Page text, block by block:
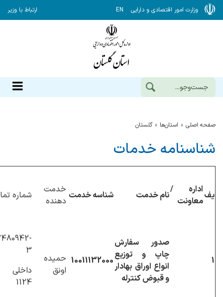
وزارت امور اقتصادی و دارایی EN ارتباط با وزیر
صفحه اصلی استان‌ها گلستان
شناسنامه خدمات
یفاداره /
معاونت
نام خدمت شناسه خدمت خدمت
دهنده
شماره
1
صدور سفارش
چاپ و توزیع
انواع اوراق بهادار
و قبوض کنترله
10011132000 حمیده
اونق
3
1124